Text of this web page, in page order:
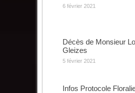
6 février 2021
Décès de Monsieur
Gleizes
5 février 2021
Infos Protocole